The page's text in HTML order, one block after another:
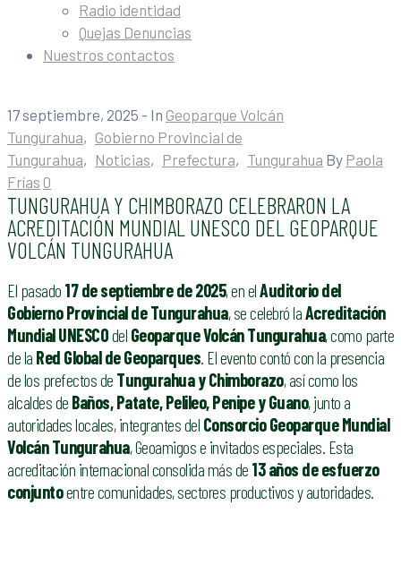
Radio identidad
Quejas Denuncias
Nuestros contactos
17 septiembre, 2025 - In Geoparque Volcán
Tungurahua‚ Gobierno Provincial de
Tungurahua‚ Noticias‚ Prefectura‚ Tungurahua By Paola
Frías 0
TUNGURAHUA Y CHIMBORAZO CELEBRARON LA
ACREDITACIÓN MUNDIAL UNESCO DEL GEOPARQUE
VOLCÁN TUNGURAHUA
El pasado 17 de septiembre de 2025, en elAuditorio del
Gobierno Provincial de Tungurahua, se celebró laAcreditación
Mundial UNESCOdel Geoparque Volcán Tungurahua, como parte
de la Red Global de Geoparques. El evento contó con la presencia
de los prefectos de Tungurahua y Chimborazo, así como los
alcaldes de Baños, Patate, Pelileo, Penipe y Guano, junto a
autoridades locales, integrantes del Consorcio Geoparque Mundial
Volcán Tungurahua, Geoamigos e invitados especiales. Esta
acreditación internacional consolida más de 13 años de esfuerzo
conjuntoentre comunidades, sectores productivos y autoridades.